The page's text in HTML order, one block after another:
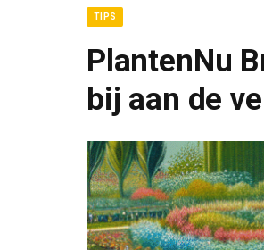
TIPS
PlantenNu
bij aan de